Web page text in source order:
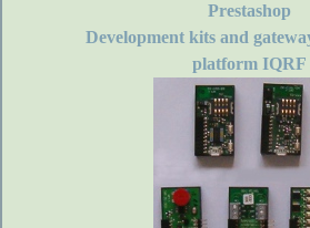
Prestashop
Development kits and
platform IQRF